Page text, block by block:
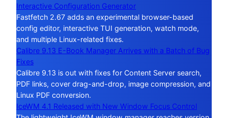
Interactive Configuration Generator
Fastfetch 2.67 adds an experimental browser-based
config editor, interactive TUI generation, watch mode,
and multiple Linux-related fixes.
Calibre 9.13 E-Book Manager Arrives with a Batch of Bug
Fixes
Calibre 9.13 is out with fixes for Content Server search,
PDF links, cover drag-and-drop, image compression, and
Linux PDF conversion.
IceWM 4.1 Released with New Window Focus Control